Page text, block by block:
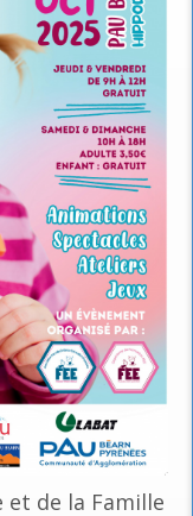
et de la Famille